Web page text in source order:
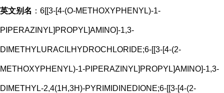
英文别名 ：6[[3-[4-(O-METHOXYPHENYL)-1-
PIPERAZINYL]PROPYL]AMINO]-1,3-
DIMETHYLURACILHYDROCHLORIDE;6-[[3-[4-(2-
METHOXYPHENYL)-1-PIPERAZINYL]PROPYL]AMINO]-1,3-
DIMETHYL-2,4(1H,3H)-PYRIMIDINEDIONE;6-[[3-[4-(2-